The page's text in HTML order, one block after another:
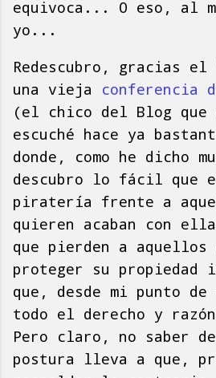
equivoca... O eso, al
yo...
Redescubro, gracias el
una vieja conferencia
(el chico del Blog que
escuché hace ya
donde, como he dicho
descubro lo fácil que
piratería frente a
quieren acaban con
que pierden a aquellos
proteger su
que, desde mi punto
todo el derecho y
Pero claro, no saber
postura lleva a que,